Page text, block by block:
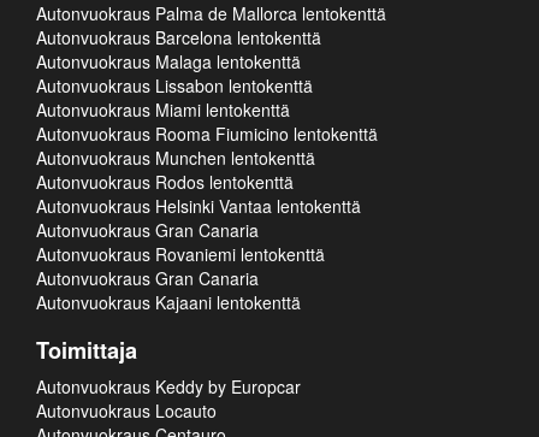
Autonvuokraus Palma de Mallorca lentokenttä
Autonvuokraus Barcelona lentokenttä
Autonvuokraus Malaga lentokenttä
Autonvuokraus Lissabon lentokenttä
Autonvuokraus Miami lentokenttä
Autonvuokraus Rooma Fiumicino lentokenttä
Autonvuokraus Munchen lentokenttä
Autonvuokraus Rodos lentokenttä
Autonvuokraus Helsinki Vantaa lentokenttä
Autonvuokraus Gran Canaria
Autonvuokraus Rovaniemi lentokenttä
Autonvuokraus Gran Canaria
Autonvuokraus Kajaani lentokenttä
Toimittaja
Autonvuokraus Keddy by Europcar
Autonvuokraus Locauto